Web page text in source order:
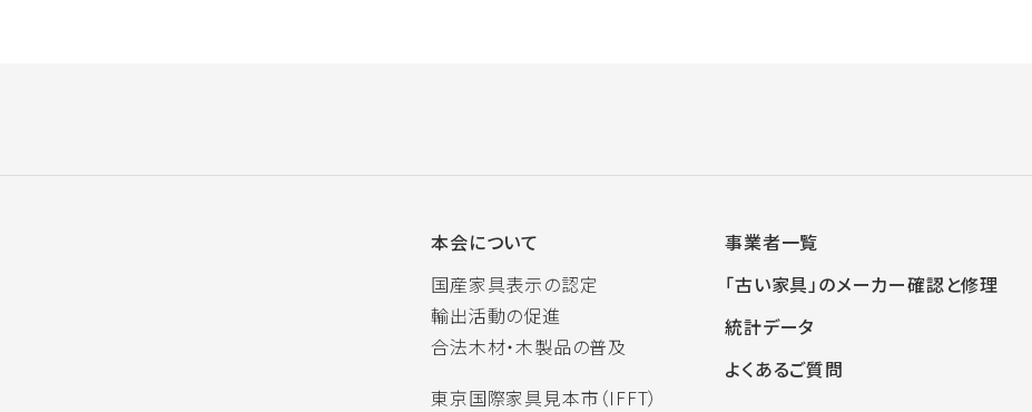
本会について
国産家具表示の認定
輸出活動の促進
合法木材・木製品の普及
東京国際家具見本市（IFFT）
事業者一覧
「古い家具」のメーカー確認と修理
統計データ
よくあるご質問